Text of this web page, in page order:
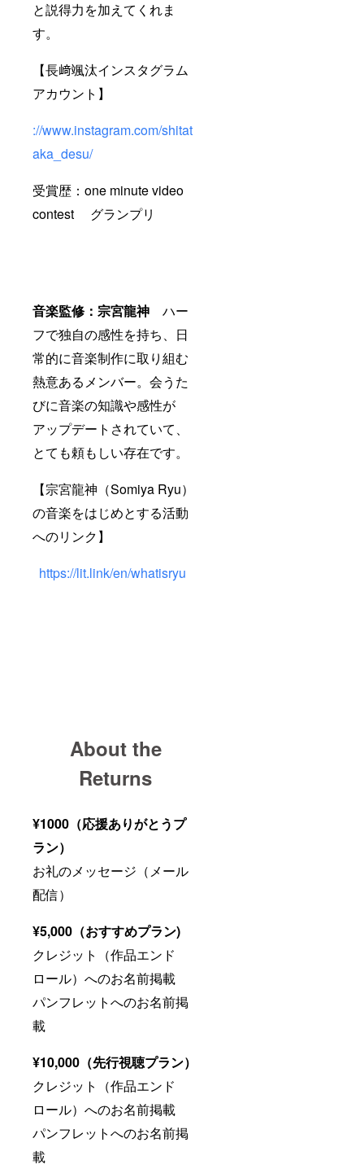
と説得力を加えてくれま
す。
【長﨑颯汰インスタグラム
アカウント】
://www.instagram.com/shitat
aka_desu/
受賞歴：one minute video
contest グランプリ
音楽監修：宗宮龍神 ハー
フで独自の感性を持ち、日
常的に音楽制作に取り組む
熱意あるメンバー。会うた
びに音楽の知識や感性が
アップデートされていて、
とても頼もしい存在です。
【宗宮龍神（Somiya Ryu）
の音楽をはじめとする活動
へのリンク】
https://lit.link/en/whatisryu
About the
Returns
¥1000（応援ありがとうプ
ラン）
お礼のメッセージ（メール
配信）
¥5,000（おすすめプラン)
クレジット（作品エンド
ロール）へのお名前掲載
パンフレットへのお名前掲
載
¥10,000（先行視聴プラン）
クレジット（作品エンド
ロール）へのお名前掲載
パンフレットへのお名前掲
載